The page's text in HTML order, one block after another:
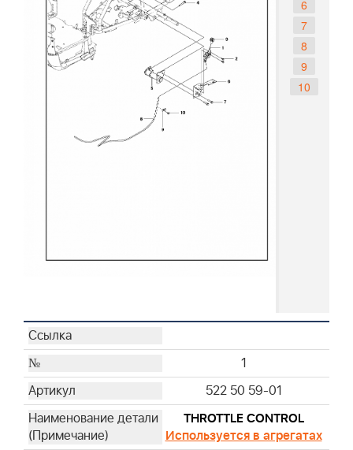
6
7
8
9
10
1
522 50 59-01
THROTTLE CONTROL
Используется в агрегатах